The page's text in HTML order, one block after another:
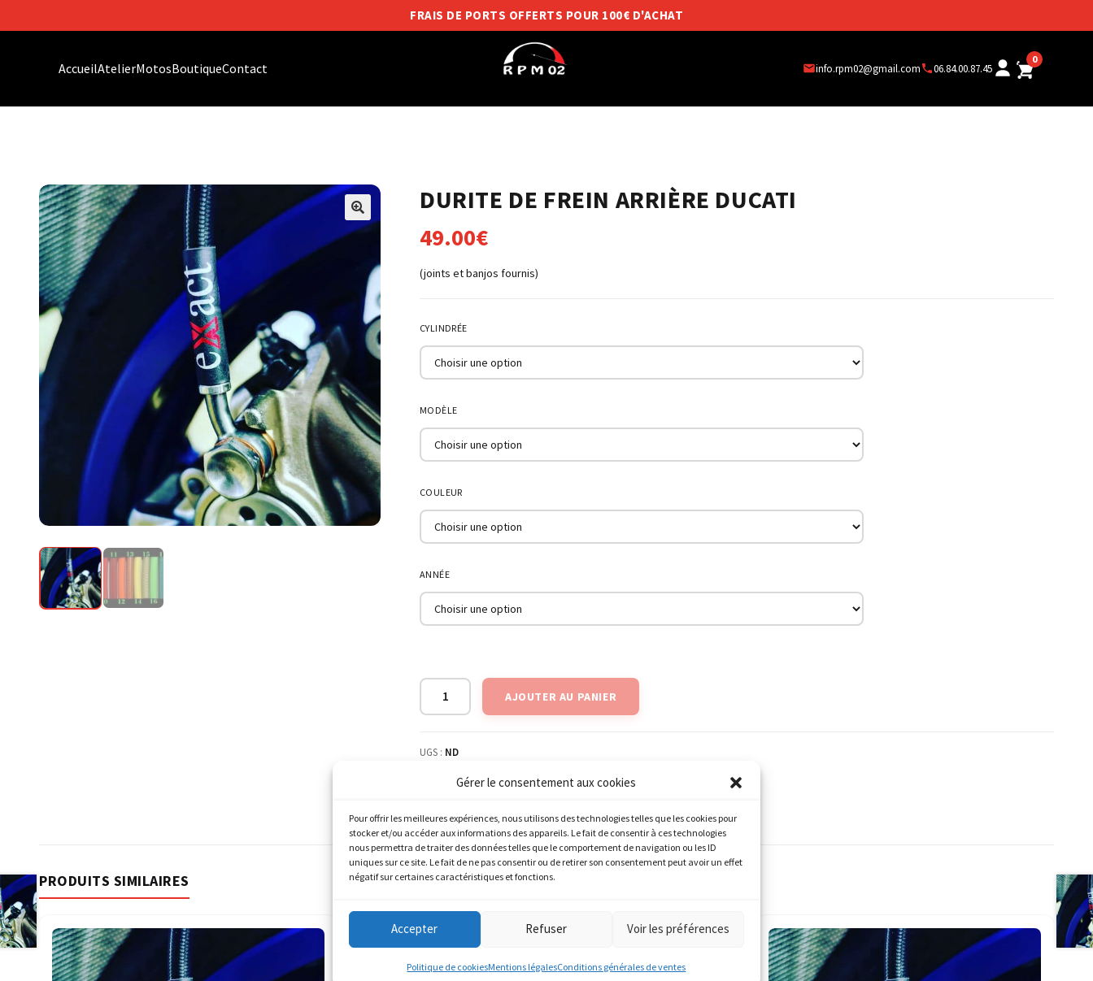
Gérer le consentement aux cookies
Pour offrir les meilleures expériences, nous utilisons des technologies telles que les cookies pour
stocker et/ou accéder aux informations des appareils. Le fait de consentir à ces technologies
nous permettra de traiter des données telles que le comportement de navigation ou les ID
uniques sur ce site. Le fait de ne pas consentir ou de retirer son consentement peut avoir un effet
négatif sur certaines caractéristiques et fonctions.
Accepter Refuser Voir les préférences
Politique de cookiesMentions légalesConditions générales de ventes
FRAIS DE PORTS OFFERTS POUR 100€ D'ACHAT
AccueilAtelierMotosBoutiqueContact info.rpm02@gmail.com 06.84.00.87.45
0
DURITE DE FREIN ARRIÈRE DUCATI
49.00€
(joints et banjos fournis)
CYLINDRÉE
MODÈLE
COULEUR
ANNÉE
AJOUTER AU PANIER
UGS : ND
PRODUITS SIMILAIRES